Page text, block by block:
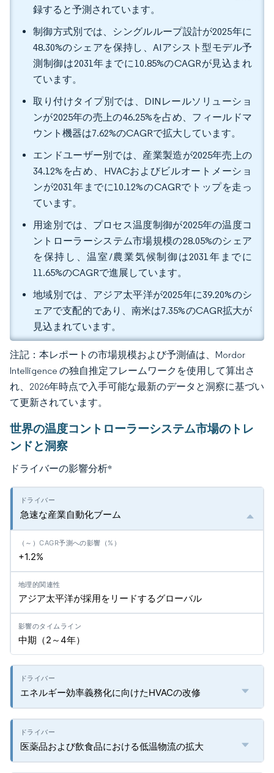
録すると予測されています。
制御方式別では、シングルループ設計が2025年に
48.30%のシェアを保持し、AIアシスト型モデル予
測制御は2031年までに10.85%のCAGRが見込まれ
ています。
取り付けタイプ別では、DINレールソリューショ
ンが2025年の売上の46.25%を占め、フィールドマ
ウント機器は7.62%のCAGRで拡大しています。
エンドユーザー別では、産業製造が2025年売上の
34.12%を占め、HVACおよびビルオートメーショ
ンが2031年までに10.12%のCAGRでトップを走っ
ています。
用途別では、プロセス温度制御が2025年の温度コ
ントローラーシステム市場規模の28.05%のシェア
を保持し、温室/農業気候制御は2031年までに
11.65%のCAGRで進展しています。
地域別では、アジア太平洋が2025年に39.20%のシ
ェアで支配的であり、南米は7.35%のCAGR拡大が
見込まれています。
注記：本レポートの市場規模および予測値は、Mordor
Intelligence の独自推定フレームワークを使用して算出さ
れ、2026年時点で入手可能な最新のデータと洞察に基づい
て更新されています。
世界の温度コントローラーシステム市場のトレ
ンドと洞察
ドライバーの影響分析*
急速な産業自動化ブーム
+1.2%
アジア太平洋が採用をリードするグローバル
中期（2～4年）
エネルギー効率義務化に向けたHVACの改修
医薬品および飲食品における低温物流の拡大